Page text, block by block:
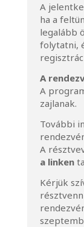
A
ha a
legalább
folytatni,
A
A
zajlanak.
További
A
a linken
Kérjük